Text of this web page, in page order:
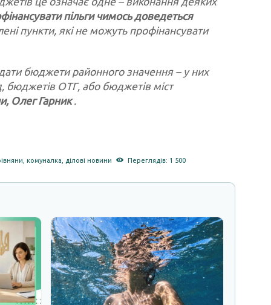
пільги чимось доведеться
пункти, які не можуть профінансувати
бюджети районного значення – у них
бюджетів ОТГ, або бюджетів міст
Олег Гарник.
,комуналка ділові новини Переглядів: 1 500